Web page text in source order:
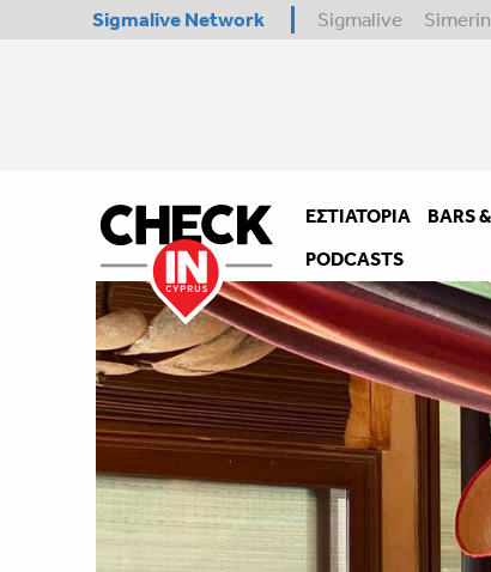
Sigmalive Network Sigmalive
ΕΣΤΙΑΤΌΡΙΑ BARS
PODCASTS